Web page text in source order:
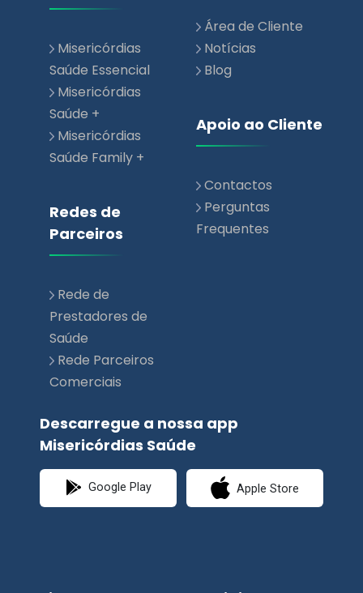
Saúde +
Misericórdias
Saúde Family +
Redes de
Parceiros
Rede de
Prestadores de
Rede Parceiros
Comerciais
Apoio ao Cliente
Contactos
Perguntas
Descarregue a nossa app
Misericórdias Saúde
Google Play Apple Store